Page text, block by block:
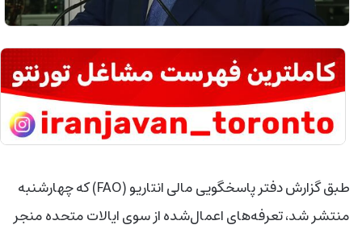
طبق گزارش دفتر پاسخگویی مالی انتاریو (FAO) که چهارشنبه
منتشر شد، تعرفه‌های اعمال‌شده از سوی ایالات متحده منجر